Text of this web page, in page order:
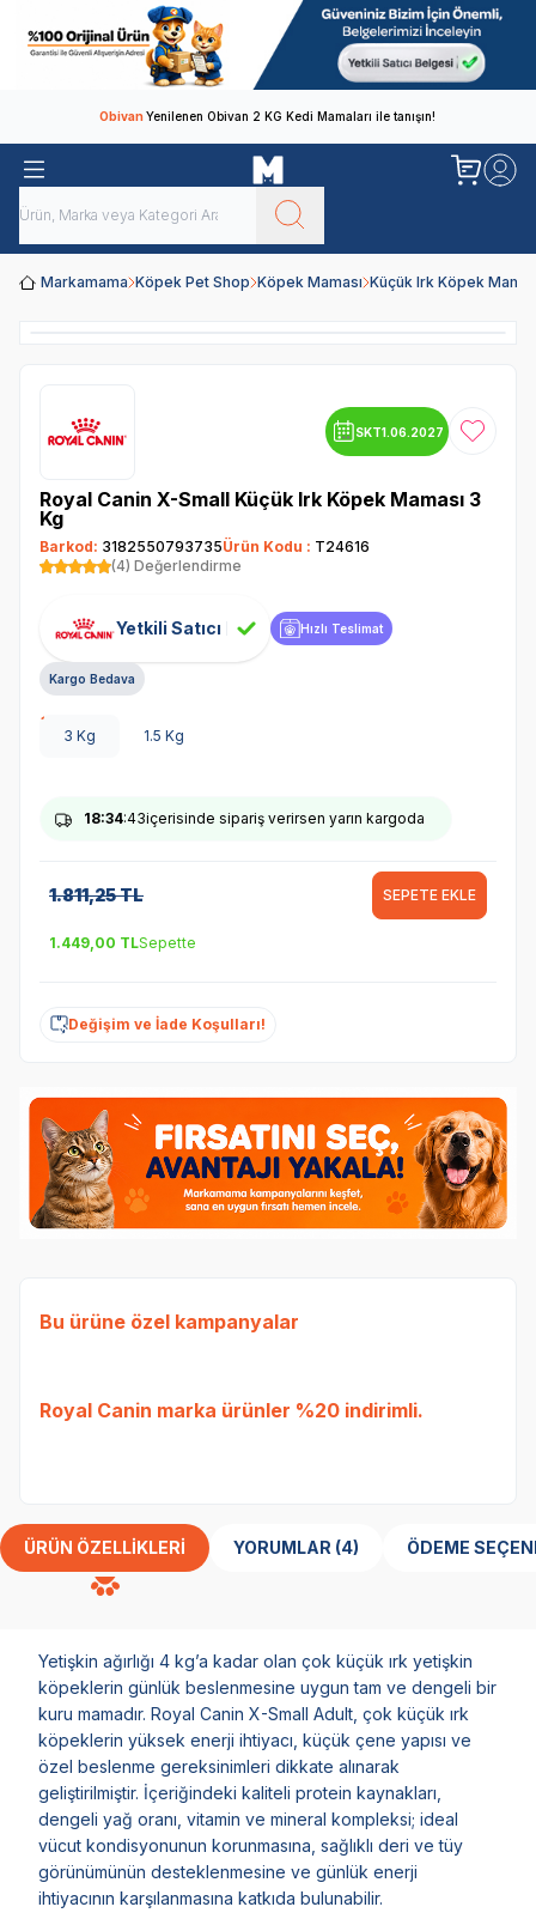
ObivanYenilenen Obivan 2 KG Kedi Mamaları ile tanışın!
Markamama Köpek Pet Shop Köpek Maması Küçük Irk Köpek
SKT1.06.2027 Favoriye
Royal Canin X-Small Küçük Irk Köpek Maması 3
Kg
Barkod: 3182550793735Ürün Kodu : T24616
(4) Değerlendirme
Yetkili Satıcı Hızlı Teslimat
Kargo Bedava
3 Kg 1.5 Kg
18:34:43içerisinde sipariş verirsen yarın kargoda
1.811,25TL SEPETE EKLE
1.449,00 TLSepette
Değişim ve İade Koşulları!
Bu ürüne özel kampanyalar
Royal Canin marka ürünler %20 indirimli.
ÜRÜN ÖZELLIKLERI YORUMLAR (4) ÖDEME
Yetişkin ağırlığı 4 kg’a kadar olan çok küçük ırk yetişkin
köpeklerin günlük beslenmesine uygun tam ve dengeli bir
kuru mamadır. Royal Canin X-Small Adult, çok küçük ırk
köpeklerin yüksek enerji ihtiyacı, küçük çene yapısı ve
özel beslenme gereksinimleri dikkate alınarak
geliştirilmiştir. İçeriğindeki kaliteli protein kaynakları,
dengeli yağ oranı, vitamin ve mineral kompleksi; ideal
vücut kondisyonunun korunmasına, sağlıklı deri ve tüy
görünümünün desteklenmesine ve günlük enerji
ihtiyacının karşılanmasına katkıda bulunabilir.